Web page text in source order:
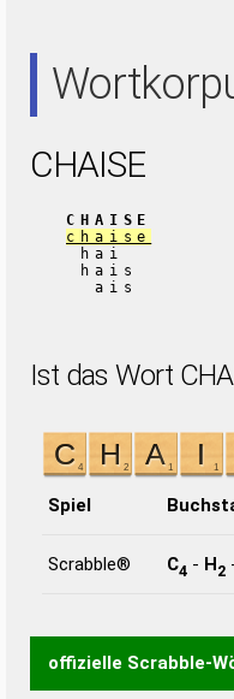
CHAISE
CHAISE
chaise
hai
hais
ais
Ist das Wort
Spiel
Scrabble® C4 - H2
offizielle Scrabble-